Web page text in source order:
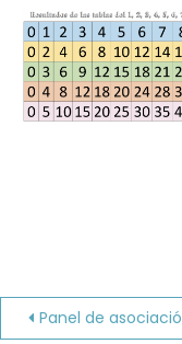
Panel de